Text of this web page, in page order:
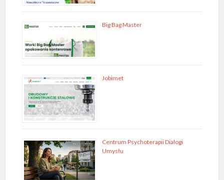
Big Bag Master
Jobimet
Centrum Psychoterapii Dialogi
Umysłu